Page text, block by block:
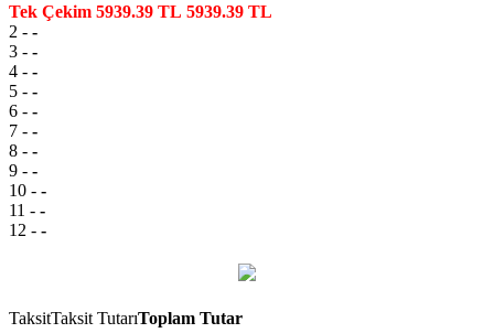
Tek Çekim 5939.39 TL 5939.39 TL
2 - -
3 - -
4 - -
5 - -
6 - -
7 - -
8 - -
9 - -
10 - -
11 - -
12 - -
TaksitTaksit TutarıToplam Tutar